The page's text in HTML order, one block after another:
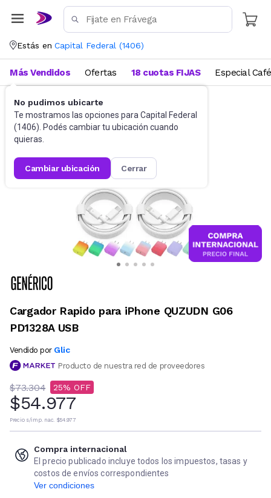
Estás en Capital Federal (1406)
No pudimos ubicarte
Te mostramos las opciones para Capital Federal
(1406). Podés cambiar tu ubicación cuando
quieras.
cambiar ubicación cerrar
Más Vendidos Ofertas 18 cuotas FIJAS Especial Café
Cargadores Cargadores de pared
Cargador Rapido para iPhone QUZUDN G06
PD1328A USB
Vendido por Glic
Producto de nuestra red de proveedores
$73.304 25
$54.977
Precio s/imp. nac. $54.977
Compra internacional
El precio publicado incluye todos los impuestos, tasas y
costos de envíos correspondientes
Ver condiciones